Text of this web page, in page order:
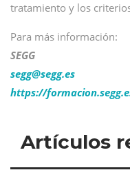
tratamiento y los
Para más información:
SEGG
segg@segg.es
https://
Artículos